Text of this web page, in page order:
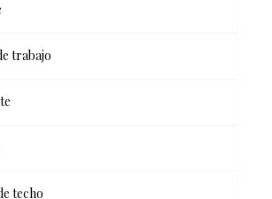
trabajo
techo